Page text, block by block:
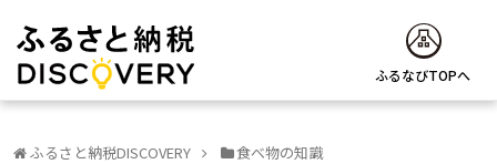
ふるなびTOPへ
ふるさと納税DISCOVERY 食べ物の知識